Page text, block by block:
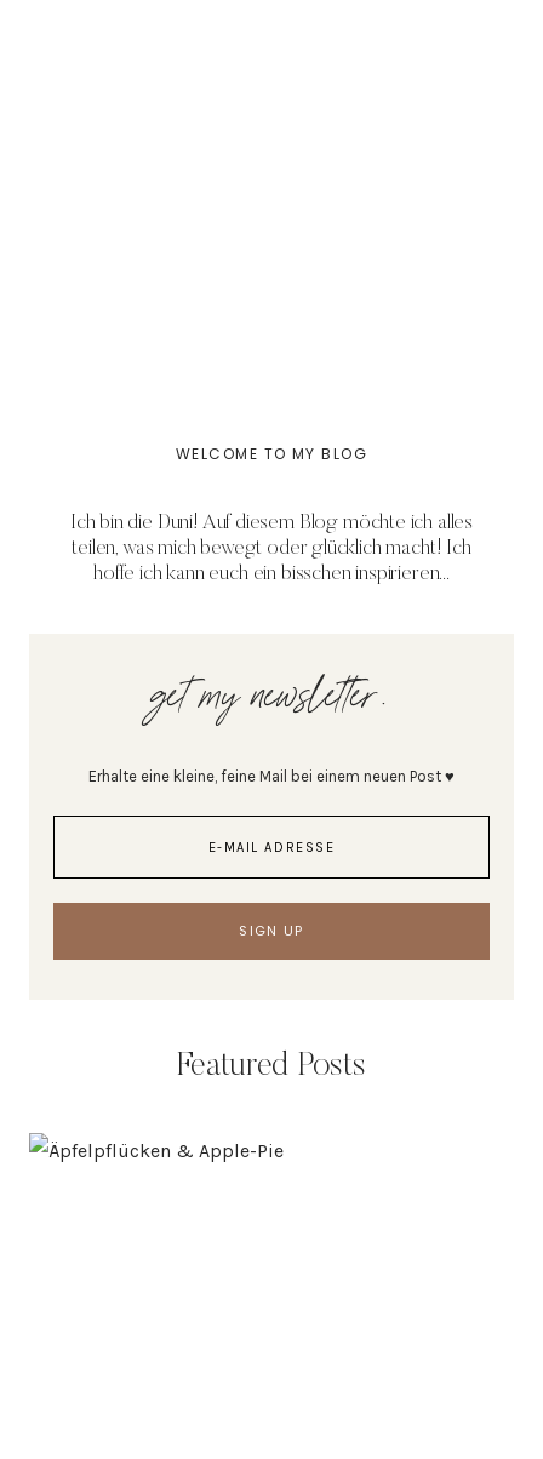
WELCOME TO MY BLOG
Ich bin die Duni! Auf diesem Blog möchte ich alles
teilen, was mich bewegt oder glücklich macht! Ich
hoffe ich kann euch ein bisschen inspirieren...
get my newsletter.
Erhalte eine kleine, feine Mail bei einem neuen Post ♥
Featured Posts